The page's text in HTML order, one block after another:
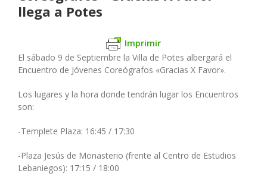
llega a Potes
Imprimir
El sábado 9 de Septiembre la Villa de Potes albergará el
Encuentro de Jóvenes Coreógrafos «Gracias X Favor».
Los lugares y la hora donde tendrán lugar los Encuentros
son:
-Templete Plaza: 16:45 / 17:30
-Plaza Jesús de Monasterio (frente al Centro de Estudios
Lebaniegos): 17:15 / 18:00